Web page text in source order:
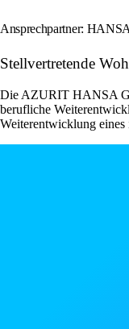
Ansprechpartner:
Stellvertretende
Die AZURIT HANSA
berufliche
Weiterentwicklung eines